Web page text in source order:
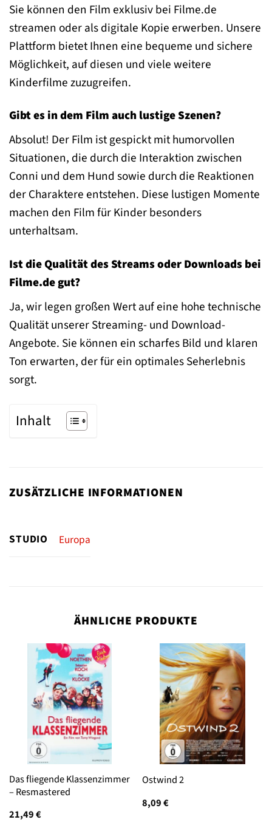
Sie können den Film exklusiv bei Filme.de
streamen oder als digitale Kopie erwerben. Unsere
Plattform bietet Ihnen eine bequeme und sichere
Möglichkeit, auf diesen und viele weitere
Kinderfilme zuzugreifen.
Gibt es in dem Film auch lustige Szenen?
Absolut! Der Film ist gespickt mit humorvollen
Situationen, die durch die Interaktion zwischen
Conni und dem Hund sowie durch die Reaktionen
der Charaktere entstehen. Diese lustigen Momente
machen den Film für Kinder besonders
unterhaltsam.
Ist die Qualität des Streams oder Downloads bei
Filme.de gut?
Ja, wir legen großen Wert auf eine hohe technische
Qualität unserer Streaming- und Download-
Angebote. Sie können ein scharfes Bild und klaren
Ton erwarten, der für ein optimales Seherlebnis
sorgt.
Inhalt
ZUSÄTZLICHE INFORMATIONEN
STUDIO Europa
ÄHNLICHE PRODUKTE
Das fliegende Klassenzimmer
– Resmastered
21,49€
Ostwind 2
8,09€